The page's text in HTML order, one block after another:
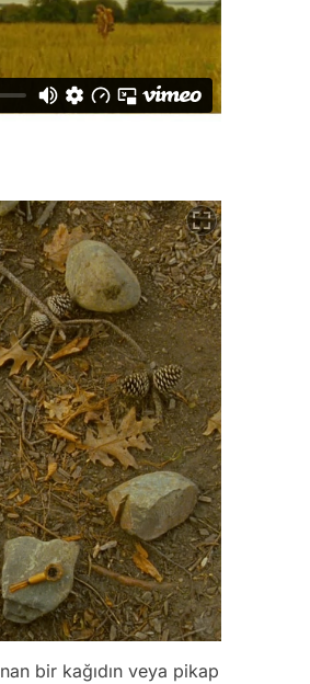
bir kağıdın veya pikap